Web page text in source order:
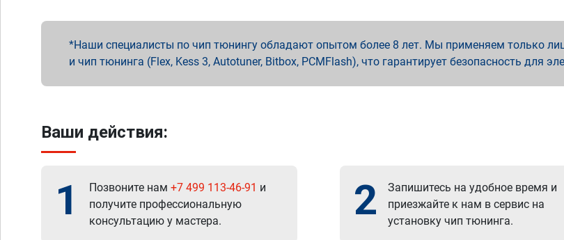
Наши специалисты по чип тюнингу обладают опытом более 8 лет. Мы применяем только
и чип тюнинга (Flex, Kess 3, Autotuner, Bitbox, PCMFlash), что гарантирует безопасность для
Ваши действия:
1 Позвоните нам +7 499 113-46-91 и
получите профессиональную
консультацию у мастера.
2
Запишитесь на удобное время и
приезжайте к нам в сервис на
установку чип тюнинга.